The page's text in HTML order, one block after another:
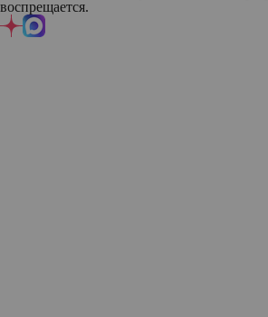
воспрещается.